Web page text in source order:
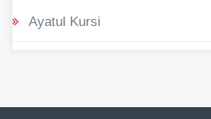
Ayatul Kursi